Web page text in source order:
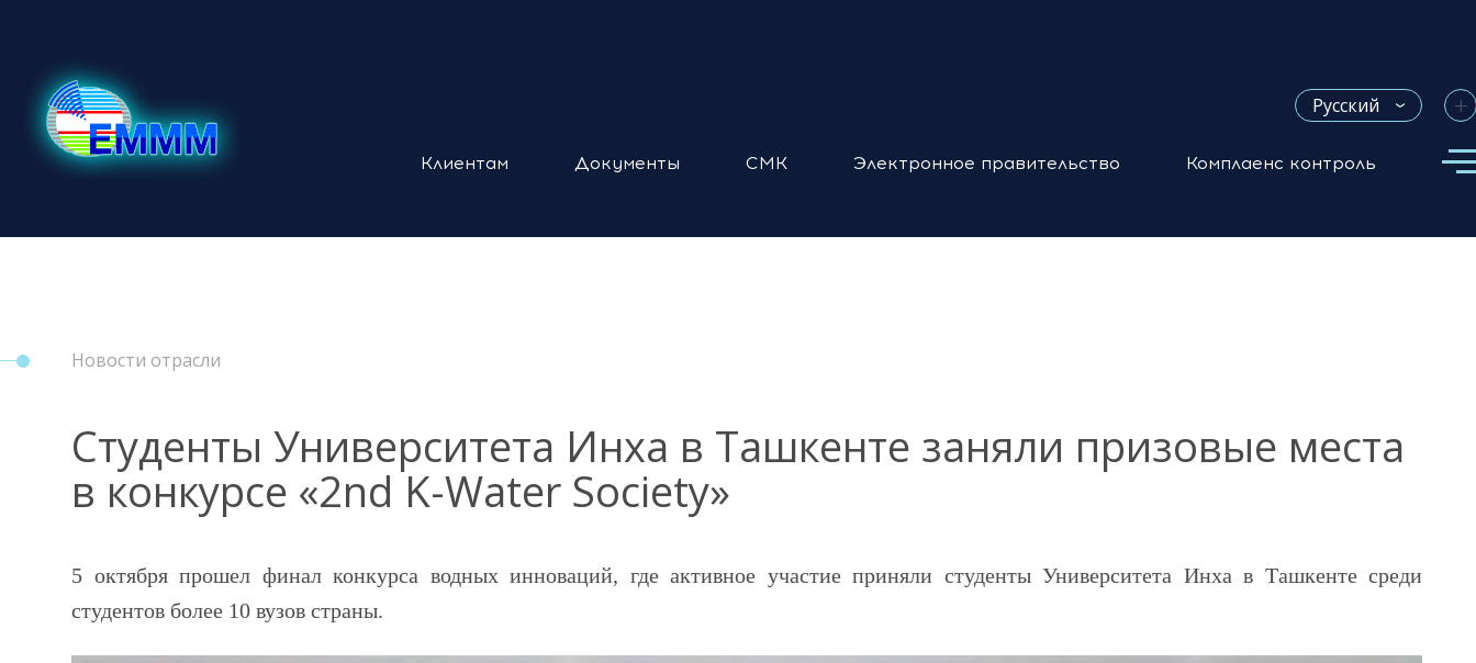
Русский +
Клиентам Документы СМК Электронное правительство Комплаенс контроль
Новости отрасли
Студенты Университета Инха в Ташкенте заняли призовые места
в конкурсе «2nd K-Water Society»
5 октября прошел финал конкурса водных инноваций, где активное участие приняли студенты Университета Инха в Ташкенте среди
студентов более 10 вузов страны.